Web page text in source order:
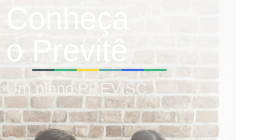
Conheça
o Previtê
Um plano PREVISC